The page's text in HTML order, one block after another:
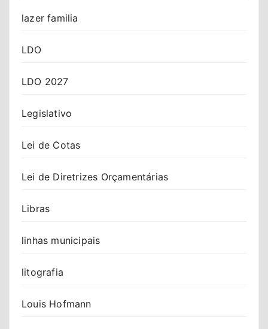
lazer familia
LDO
LDO 2027
Legislativo
Lei de Cotas
Lei de Diretrizes Orçamentárias
Libras
linhas municipais
litografia
Louis Hofmann